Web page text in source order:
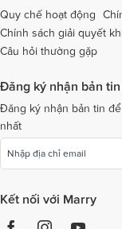
Dịch vụ cưới tại An
Dịch vụ cưới tại Tuyên
Dịch vụ cưới tại Bà
Dịch vụ cưới tại Bắc
Quy chế hoạt động
Chính sách giải quyết
Câu hỏi thường gặp
Đăng ký nhận bản tin
Đăng ký nhận bản tin
nhất
Kết nối với Marry